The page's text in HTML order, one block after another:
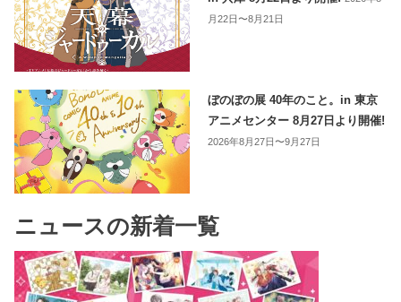
月22日〜8月21日
ぼのぼの展 40年のこと。in 東京
アニメセンター 8月27日より開催!
2026年8月27日〜9月27日
ニュースの新着一覧